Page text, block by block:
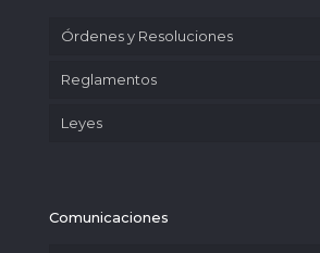
Órdenes y Resoluciones
Reglamentos
Leyes
Comunicaciones